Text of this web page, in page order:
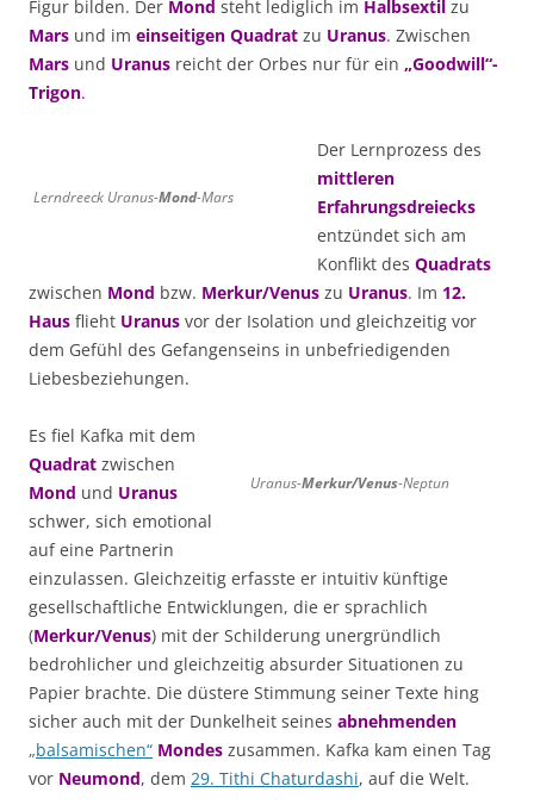
Figur bilden. Der Mond steht lediglich im Halbsextil zu
Mars und im einseitigen Quadrat zu Uranus. Zwischen
Mars und Uranus reicht der Orbes nur für ein „Goodwill“-
Trigon.
Lerndreeck Uranus-Mond-Mars
Der Lernprozess des
mittleren
Erfahrungsdreiecks
entzündet sich am
Konflikt des Quadrats
zwischen Mond bzw. Merkur/Venus zu Uranus. Im 12.
Haus flieht Uranus vor der Isolation und gleichzeitig vor
dem Gefühl des Gefangenseins in unbefriedigenden
Liebesbeziehungen.
Uranus-Merkur/Venus-Neptun
Es fiel Kafka mit dem
Quadrat zwischen
Mond und Uranus
schwer, sich emotional
auf eine Partnerin
einzulassen. Gleichzeitig erfasste er intuitiv künftige
gesellschaftliche Entwicklungen, die er sprachlich
(Merkur/Venus) mit der Schilderung unergründlich
bedrohlicher und gleichzeitig absurder Situationen zu
Papier brachte. Die düstere Stimmung seiner Texte hing
sicher auch mit der Dunkelheit seines abnehmenden
„balsamischen“ Mondes zusammen. Kafka kam einen Tag
vor Neumond, dem 29. Tithi Chaturdashi, auf die Welt.